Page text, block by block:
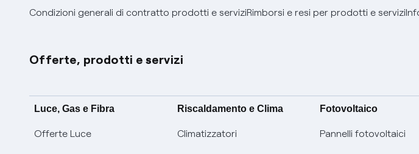
Condizioni generali di contratto prodotti e serviziRimborsi e resi per prodotti e servizi
Offerte, prodotti e servizi
Luce, Gas e Fibra
Offerte Luce
Riscaldamento e Clima
Climatizzatori
Fotovoltaico
Pannelli fotovoltaici